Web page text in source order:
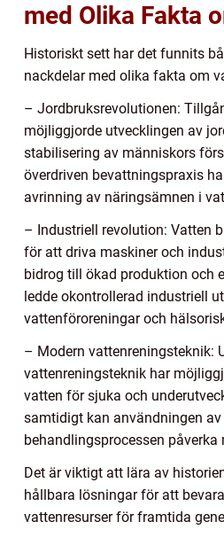
med Olika Fakta
Historiskt sett har det funnits
nackdelar med olika fakta om
– Jordbruksrevolutionen:
möjliggjorde utvecklingen av
stabilisering av människors
överdriven bevattningspraxis
avrinning av näringsämnen i
– Industriell revolution: Vatten
för att driva maskiner och
bidrog till ökad produktion och
ledde okontrollerad industriell
vattenföroreningar och
– Modern vattenreningsteknik:
vattenreningsteknik har
vatten för sjuka och
samtidigt kan användningen
behandlingsprocessen
Det är viktigt att lära av
hållbara lösningar för att
vattenresurser för framtida